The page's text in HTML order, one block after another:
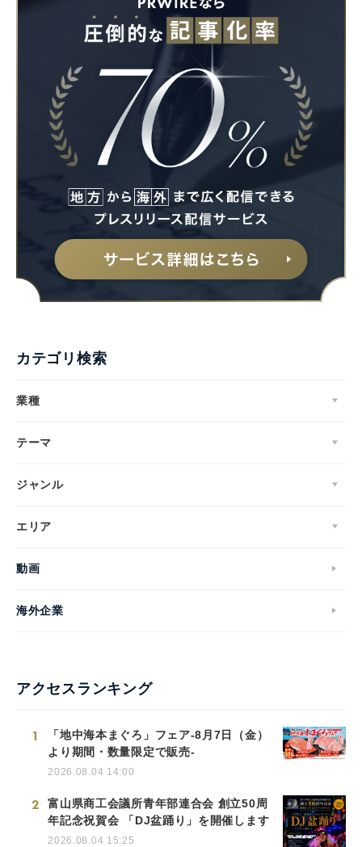
カテゴリ検索
業種
テーマ
ジャンル
エリア
動画
海外企業
アクセスランキング
1
「地中海本まぐろ」フェア-8月7日（金）
より期間・数量限定で販売-
2026.08.04 14:00
2
富山県商工会議所青年部連合会 創立50周
年記念祝賀会 「DJ盆踊り」を開催します
2026.08.04 15:25